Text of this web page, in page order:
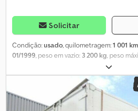
Solicitar
Condição:usado, quilometragem:1 001 km
01/1999, peso em vazio: 3 200 kg, peso
branco
tipo de engrenagem:outro, comprimento
, largura do espaço de carga: 2
espaço de carga:2 690 mm , Ano de fabrico:
veículo: Bovenden, portas de correr